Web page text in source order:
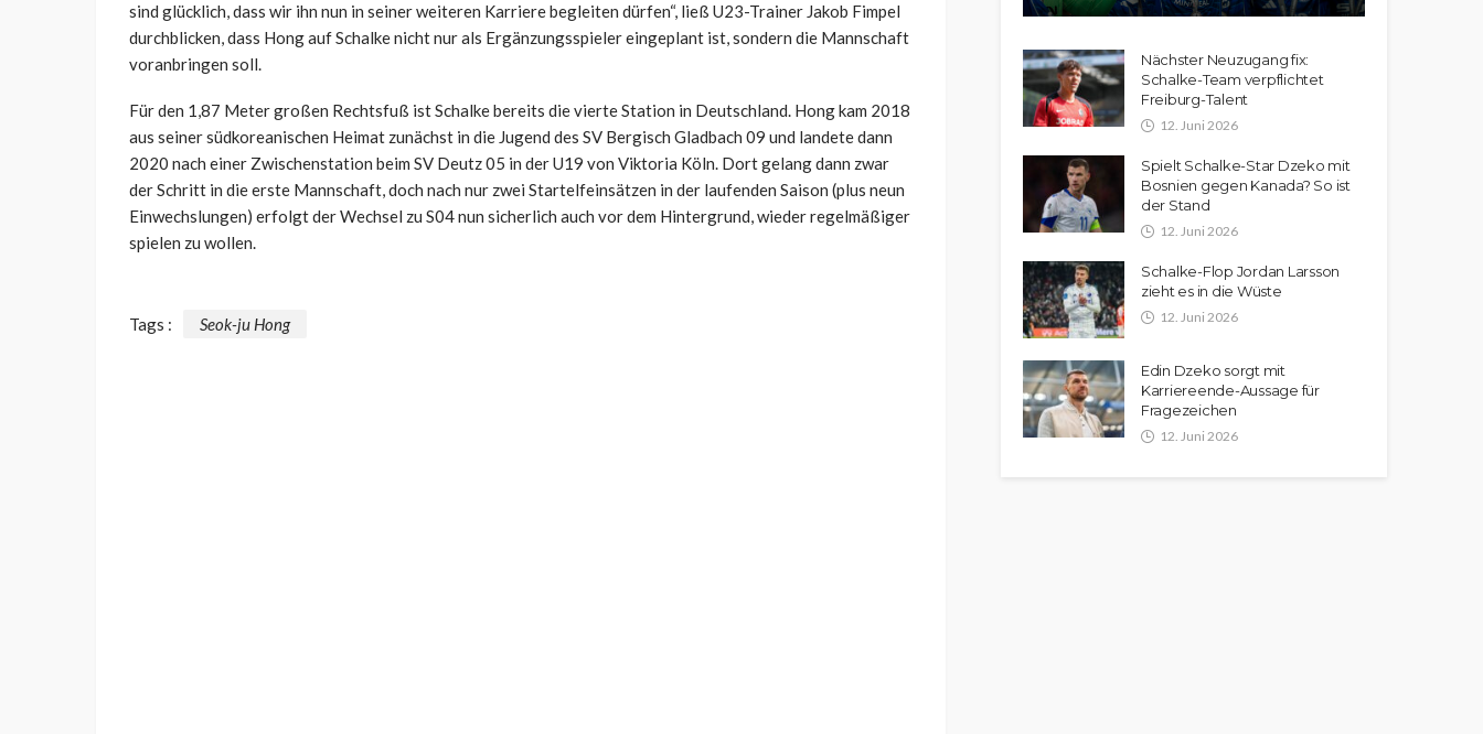
sind glücklich, dass wir ihn nun in seiner weiteren Karriere begleiten dürfen“, ließ U23-Trainer Jakob Fimpel
durchblicken, dass Hong auf Schalke nicht nur als Ergänzungsspieler eingeplant ist, sondern die Mannschaft
voranbringen soll.
Für den 1,87 Meter großen Rechtsfuß ist Schalke bereits die vierte Station in Deutschland. Hong kam 2018
aus seiner südkoreanischen Heimat zunächst in die Jugend des SV Bergisch Gladbach 09 und landete dann
2020 nach einer Zwischenstation beim SV Deutz 05 in der U19 von Viktoria Köln. Dort gelang dann zwar
der Schritt in die erste Mannschaft, doch nach nur zwei Startelfeinsätzen in der laufenden Saison (plus neun
Einwechslungen) erfolgt der Wechsel zu S04 nun sicherlich auch vor dem Hintergrund, wieder regelmäßiger
spielen zu wollen.
Tags : Seok-ju Hong
Nächster Neuzugang fix:
Schalke-Team verpflichtet
Freiburg-Talent
12. Juni 2026
Spielt Schalke-Star Dzeko mit
Bosnien gegen Kanada? So ist
der Stand
12. Juni 2026
Schalke-Flop Jordan Larsson
zieht es in die Wüste
12. Juni 2026
Edin Dzeko sorgt mit
Karriereende-Aussage für
Fragezeichen
12. Juni 2026